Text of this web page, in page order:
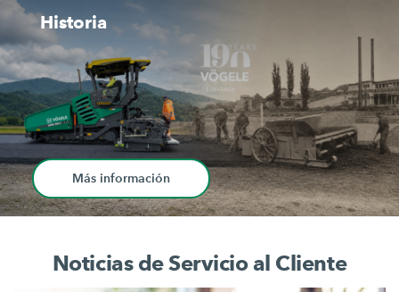
Historia
Más información
Noticias de Servicio al Cliente